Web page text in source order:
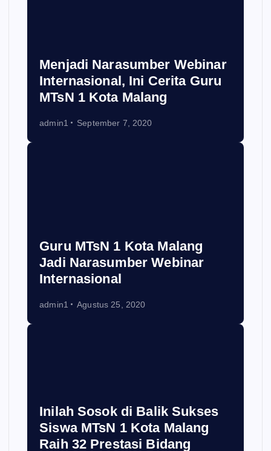
Menjadi Narasumber Webinar
Internasional, Ini Cerita Guru
MTsN 1 Kota Malang
admin1 September 7, 2020
Guru MTsN 1 Kota Malang
Jadi Narasumber Webinar
Internasional
admin1 Agustus 25, 2020
Inilah Sosok di Balik Sukses
Siswa MTsN 1 Kota Malang
Raih 32 Prestasi Bidang